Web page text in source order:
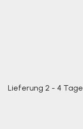
Lieferung 2 - 4 Tage